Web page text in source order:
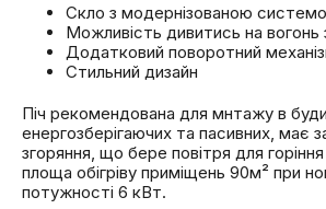
Скло з модернізованою
Можливість дивитись на вогонь
Додатковий поворотний
Стильний дизайн
Піч рекомендована для мнтажу в
енергозберігаючих та пасивних, має
згоряння, що бере повітря для горіння
площа обігріву приміщень 90м² при
потужності 6 кВт.